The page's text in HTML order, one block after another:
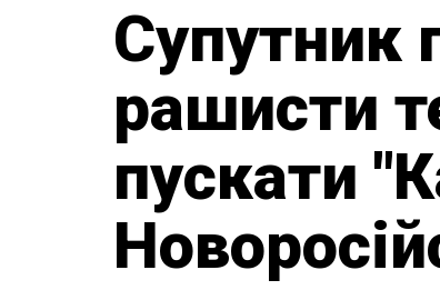
Супутник
рашисти
пускати